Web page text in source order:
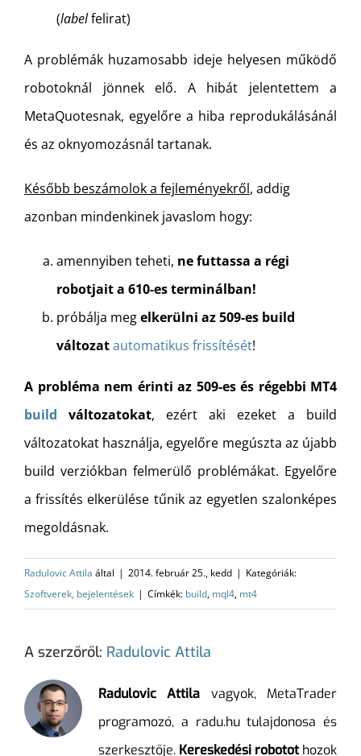
(labelfelirat)
A problémák huzamosabb ideje helyesen működő
robotoknál jönnek elő. A hibát jelentettem a
MetaQuotesnak, egyelőre a hiba reprodukálásánál
és az oknyomozásnál tartanak.
Később beszámolok a fejleményekről, addig
azonban mindenkinek javaslom hogy:
amennyiben teheti, ne futtassa a régi
robotjait a 610-es terminálban!
próbálja megelkerülni az 509-es build
változatautomatikus frissítését!
A probléma nem érinti az 509-es és régebbi MT4
build változatokat, ezért aki ezeket a build
változatokat használja, egyelőre megúszta az újabb
build verziókban felmerülő problémákat. Egyelőre
a frissítés elkerülése tűnik az egyetlen szalonképes
megoldásnak.
Radulovic Attila által | 2014. február 25., kedd | Kategóriák:
Szoftverek, bejelentések | Címkék: build, mql4, mt4
A szerzőről: Radulovic Attila
Radulovic Attila vagyok, MetaTrader
programozó, a radu.hu tulajdonosa és
szerkesztője. Kereskedési robotothozok